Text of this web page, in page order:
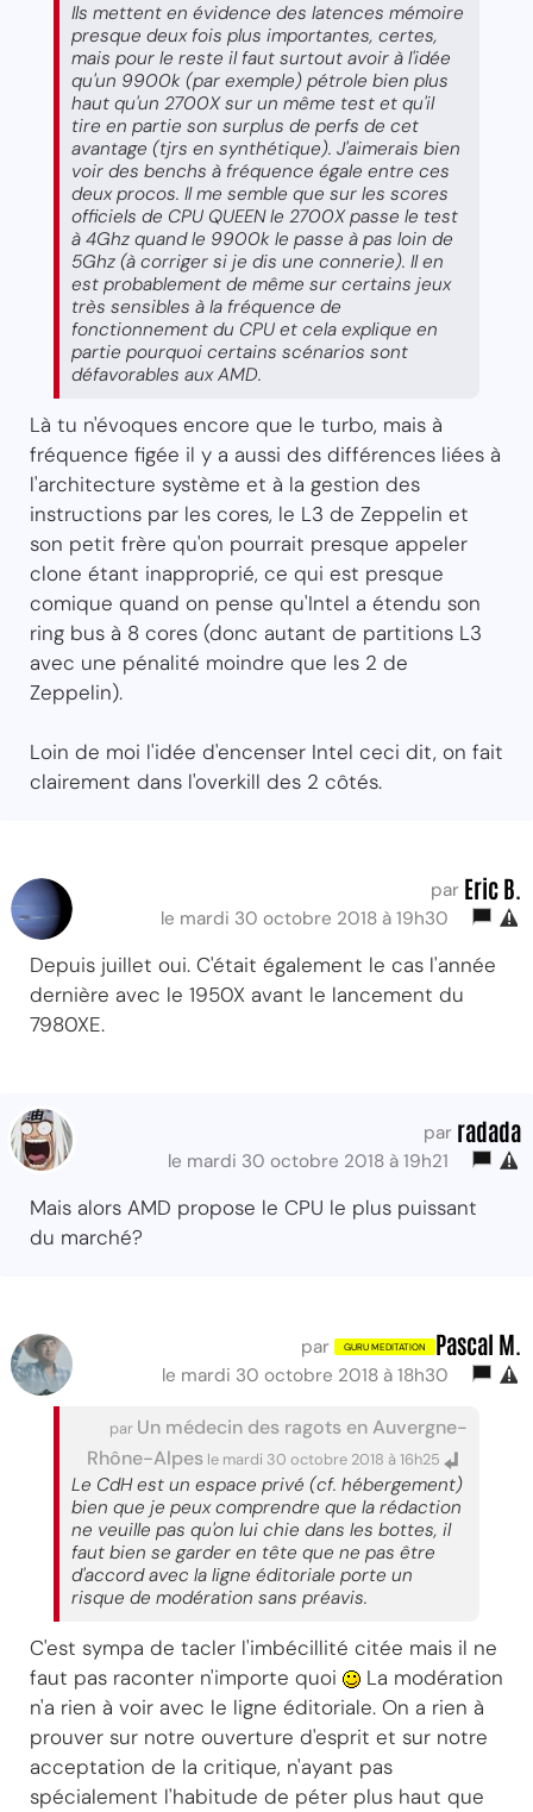
Ils mettent en évidence des latences mémoire
presque deux fois plus importantes, certes,
mais pour le reste il faut surtout avoir à l'idée
qu'un 9900k (par exemple) pétrole bien plus
haut qu'un 2700X sur un même test et qu'il
tire en partie son surplus de perfs de cet
avantage (tjrs en synthétique). J'aimerais bien
voir des benchs à fréquence égale entre ces
deux procos. Il me semble que sur les scores
officiels de CPU QUEEN le 2700X passe le test
à 4Ghz quand le 9900k le passe à pas loin de
5Ghz (à corriger si je dis une connerie). Il en
est probablement de même sur certains jeux
très sensibles à la fréquence de
fonctionnement du CPU et cela explique en
partie pourquoi certains scénarios sont
défavorables aux AMD.
Là tu n'évoques encore que le turbo, mais à
fréquence figée il y a aussi des différences liées à
l'architecture système et à la gestion des
instructions par les cores, le L3 de Zeppelin et
son petit frère qu'on pourrait presque appeler
clone étant inapproprié, ce qui est presque
comique quand on pense qu'Intel a étendu son
ring bus à 8 cores (donc autant de partitions L3
avec une pénalité moindre que les 2 de
Zeppelin).
Loin de moi l'idée d'encenser Intel ceci dit, on fait
clairement dans l'overkill des 2 côtés.
par Eric B.
le mardi 30 octobre 2018 à 19h30
Depuis juillet oui. C'était également le cas l'année
dernière avec le 1950X avant le lancement du
7980XE.
par radada
le mardi 30 octobre 2018 à 19h21
Mais alors AMD propose le CPU le plus puissant
du marché?
par Pascal M.
le mardi 30 octobre 2018 à 18h30
par Un médecin des ragots en Auvergne-
Rhône-Alpes le mardi 30 octobre 2018 à 16h25
Le CdH est un espace privé (cf. hébergement)
bien que je peux comprendre que la rédaction
ne veuille pas qu'on lui chie dans les bottes, il
faut bien se garder en tête que ne pas être
d'accord avec la ligne éditoriale porte un
risque de modération sans préavis.
C'est sympa de tacler l'imbécillité citée mais il ne
faut pas raconter n'importe quoi
La modération
n'a rien à voir avec le ligne éditoriale. On a rien à
prouver sur notre ouverture d'esprit et sur notre
acceptation de la critique, n'ayant pas
spécialement l'habitude de péter plus haut que